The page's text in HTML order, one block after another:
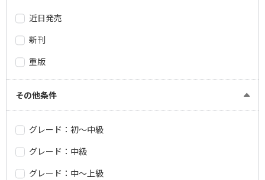
近日発売
新刊
重版
その他条件
グレード：初～中級
グレード：中級
グレード：中～上級